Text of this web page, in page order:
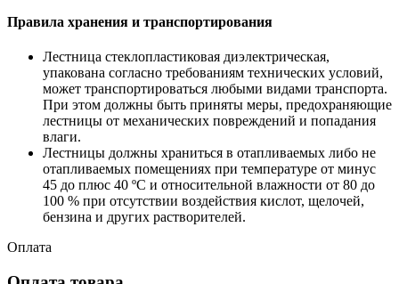
Правила хранения и транспортирования
Лестница стеклопластиковая диэлектрическая,
упакована согласно требованиям технических условий,
может транспортироваться любыми видами транспорта.
При этом должны быть приняты меры, предохраняющие
лестницы от механических повреждений и попадания
влаги.
Лестницы должны храниться в отапливаемых либо не
отапливаемых помещениях при температуре от минус
45 до плюс 40 ºС и относительной влажности от 80 до
100 % при отсутствии воздействия кислот, щелочей,
бензина и других растворителей.
Оплата